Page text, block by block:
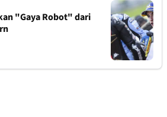
"Gaya Robot" dari